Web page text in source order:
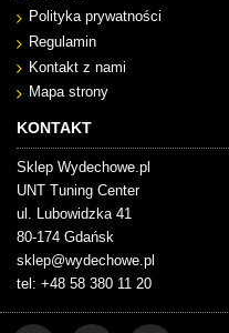
Polityka prywatności
Regulamin
Kontakt z nami
Mapa strony
KONTAKT
Sklep Wydechowe.pl
UNT Tuning Center
ul. Lubowidzka 41
80-174 Gdańsk
sklep@wydechowe.pl
tel: +48 58 380 11 20